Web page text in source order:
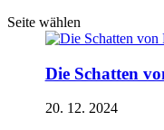
Seite wählen
Die Schatten
20. 12. 2024